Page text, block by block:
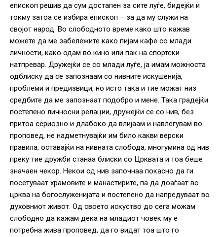
епископ решив да сум достапен за сите луѓе, бидејќи и
токму затоа се избира епископ – за да му служи на
својот народ. Во слободното време како што кажав
можете да ме забележите како пијам кафе со млади
личности, како одам во кино или пак на спортски
натпревар. Дружејќи се со млади луѓе, ја имам можноста
одблиску да се запознаам со нивните искушенија,
проблеми и предизвици, но исто така и тие можат низ
средбите да ме запознаат подобро и мене. Така градејќи
постепено личносни релации, дружејќи се со нив, без
притоа сериозно и длабоко да влијаам и навлегувам во
проповед, не надметнувајќи им било какви верски
правила, оставајќи на нивната слобода, многумина од нив
преку тие дружби станаа блиски со Црквата и тоа беше
значаен чекор. Некои од нив започнаа покасно да ги
посетуваат храмовите и манастирите, па да доаѓаат во
црква на богослуженијата и постепено да напредуваат во
духовниот живот. Од своето искуство до сега можам
слободно да кажам дека на младиот човек му е
потребна жива проповед, да го видат тоа што го